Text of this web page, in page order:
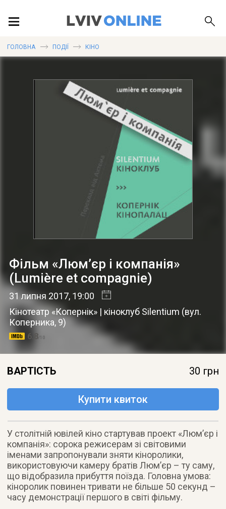
ГОЛОВНА ПОДІЇ КІНО
Фільм «Люм’єр і компанія»
(Lumière et compagnie)
31 липня 2017, 19:00
Кінотеатр «Копернік» | кіноклуб Silentium (вул.
Коперника, 9)
6.8/10
ВАРТІСТЬ 30 грн
Купити квиток
У столітній ювілей кіно стартував проект «Люм’єр і
компанія»: сорока режисерам зі світовими
іменами запропонували зняти кіноролики,
використовуючи камеру братів Люм’єр – ту саму,
що відобразила прибуття поїзда. Головна умова:
кіноролик повинен тривати не більше 50 секунд –
часу демонстрації першого в світі фільму.